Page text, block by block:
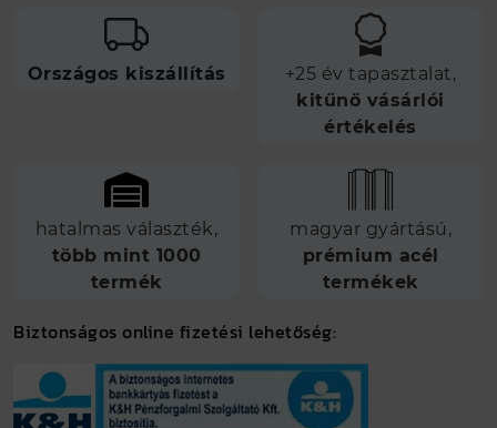
Országos kiszállítás
+25 év tapasztalat,
kitűnő vásárlói
értékelés
hatalmas választék,
több mint 1000
termék
magyar gyártású,
prémium acél
termékek
Biztonságos online fizetési lehetőség: